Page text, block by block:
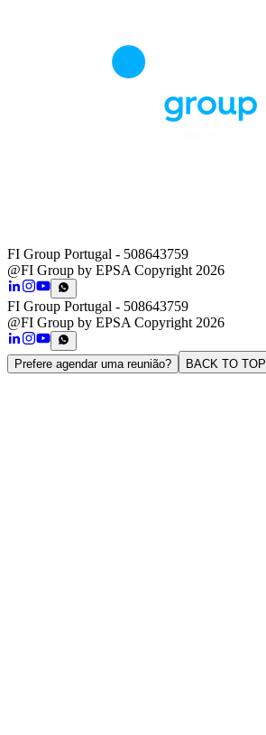
FI Group Portugal - 508643759
@FI Group by EPSA Copyright 2026
FI Group Portugal - 508643759
@FI Group by EPSA Copyright 2026
Prefere agendar uma reunião? BACK TO TOP